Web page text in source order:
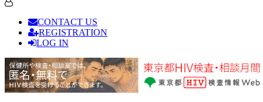
CONTACT US
REGISTRATION
LOG IN